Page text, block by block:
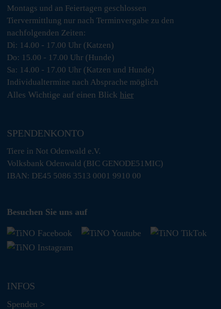
Montags und an Feiertagen geschlossen
Tiervermittlung nur nach Terminvergabe zu den
nachfolgenden Zeiten:
Di: 14.00 - 17.00 Uhr (Katzen)
Do: 15.00 - 17.00 Uhr (Hunde)
Sa: 14.00 - 17.00 Uhr (Katzen und Hunde)
Individualtermine nach Absprache möglich
Alles Wichtige auf einen Blick hier
SPENDENKONTO
Tiere in Not Odenwald e.V.
Volksbank Odenwald (BIC GENODE51MIC)
IBAN: DE45 5086 3513 0001 9910 00
Besuchen Sie uns auf
INFOS
Spenden >